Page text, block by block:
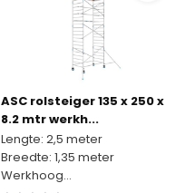
ASC rolsteiger 135 x 250 x
8.2 mtr werkh...
Lengte: 2,5 meter
Breedte: 1,35 meter
Werkhoog...